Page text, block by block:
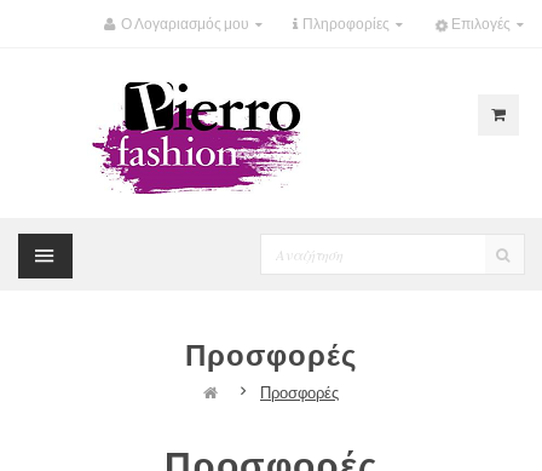
Επιλογές
Πληροφορίες
Ο Λογαριασμός μου
Προσφορές
Προσφορές